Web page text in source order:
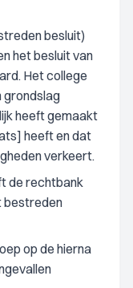
besluit)
het besluit van
Het college
grondslag
heeft gemaakt
heeft en dat
verkeert.
de rechtbank
bestreden
op de hierna